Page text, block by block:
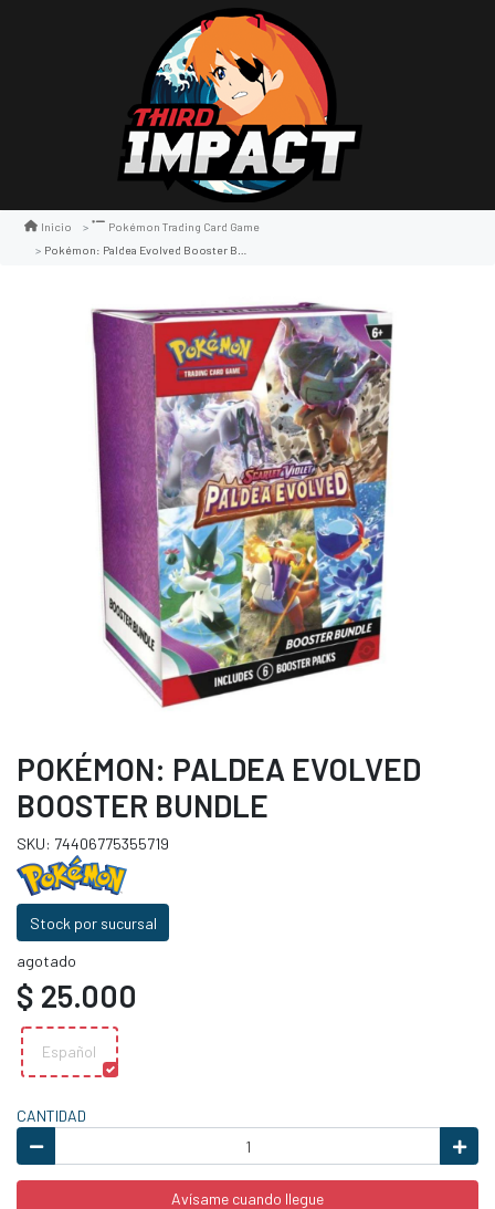
Inicio
Pokémon Trading Card Game
Pokémon: Paldea Evolved Booster Bundle
POKÉMON: PALDEA EVOLVED
BOOSTER BUNDLE
SKU: 74406775355719
Stock por sucursal
agotado
$ 25.000
Español
CANTIDAD
Avísame cuando llegue